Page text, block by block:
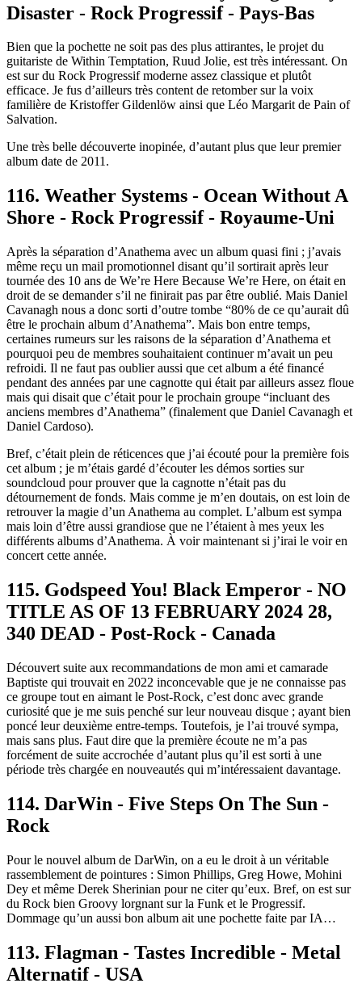
Disaster - Rock Progressif - Pays-Bas
Bien que la pochette ne soit pas des plus attirantes, le projet du
guitariste de Within Temptation, Ruud Jolie, est très intéressant. On
est sur du Rock Progressif moderne assez classique et plutôt
efficace. Je fus d’ailleurs très content de retomber sur la voix
familière de Kristoffer Gildenlöw ainsi que Léo Margarit de Pain of
Salvation.
Une très belle découverte inopinée, d’autant plus que leur premier
album date de 2011.
116. Weather Systems - Ocean Without A
Shore - Rock Progressif - Royaume-Uni
Après la séparation d’Anathema avec un album quasi fini ; j’avais
même reçu un mail promotionnel disant qu’il sortirait après leur
tournée des 10 ans de We’re Here Because We’re Here, on était en
droit de se demander s’il ne finirait pas par être oublié. Mais Daniel
Cavanagh nous a donc sorti d’outre tombe “80% de ce qu’aurait dû
être le prochain album d’Anathema”. Mais bon entre temps,
certaines rumeurs sur les raisons de la séparation d’Anathema et
pourquoi peu de membres souhaitaient continuer m’avait un peu
refroidi. Il ne faut pas oublier aussi que cet album a été financé
pendant des années par une cagnotte qui était par ailleurs assez floue
mais qui disait que c’était pour le prochain groupe “incluant des
anciens membres d’Anathema” (finalement que Daniel Cavanagh et
Daniel Cardoso).
Bref, c’était plein de réticences que j’ai écouté pour la première fois
cet album ; je m’étais gardé d’écouter les démos sorties sur
soundcloud pour prouver que la cagnotte n’était pas du
détournement de fonds. Mais comme je m’en doutais, on est loin de
retrouver la magie d’un Anathema au complet. L’album est sympa
mais loin d’être aussi grandiose que ne l’étaient à mes yeux les
différents albums d’Anathema. À voir maintenant si j’irai le voir en
concert cette année.
115. Godspeed You! Black Emperor - NO​ ​
TITLE AS OF 13 FEBRUARY 2024 28​,​
340 DEAD - Post-Rock - Canada
Découvert suite aux recommandations de mon ami et camarade
Baptiste qui trouvait en 2022 inconcevable que je ne connaisse pas
ce groupe tout en aimant le Post-Rock, c’est donc avec grande
curiosité que je me suis penché sur leur nouveau disque ; ayant bien
poncé leur deuxième entre-temps. Toutefois, je l’ai trouvé sympa,
mais sans plus. Faut dire que la première écoute ne m’a pas
forcément de suite accrochée d’autant plus qu’il est sorti à une
période très chargée en nouveautés qui m’intéressaient davantage.
114. DarWin - Five Steps On The Sun -
Rock
Pour le nouvel album de DarWin, on a eu le droit à un véritable
rassemblement de pointures : Simon Phillips, Greg Howe, Mohini
Dey et même Derek Sherinian pour ne citer qu’eux. Bref, on est sur
du Rock bien Groovy lorgnant sur la Funk et le Progressif.
Dommage qu’un aussi bon album ait une pochette faite par IA…
113. Flagman - Tastes Incredible - Metal
Alternatif - USA